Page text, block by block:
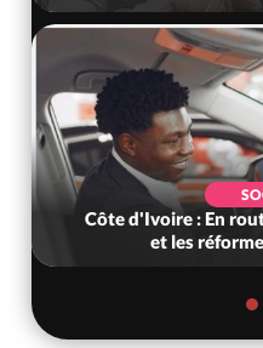
Côte d'Ivoire : En
et les